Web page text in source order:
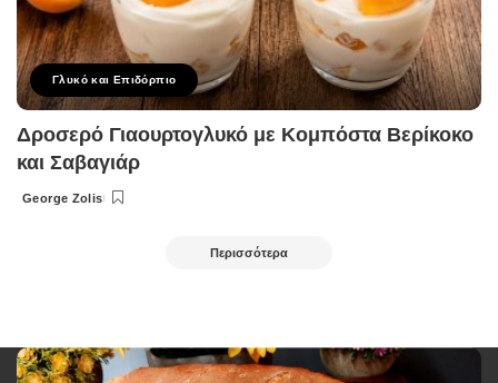
Γλυκό και Επιδόρπιο
Δροσερό Γιαουρτογλυκό με Κομπόστα Βερίκοκο
και Σαβαγιάρ
Posted
George Zolis
Περισσότερα